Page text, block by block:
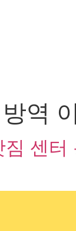
역
짐 센터